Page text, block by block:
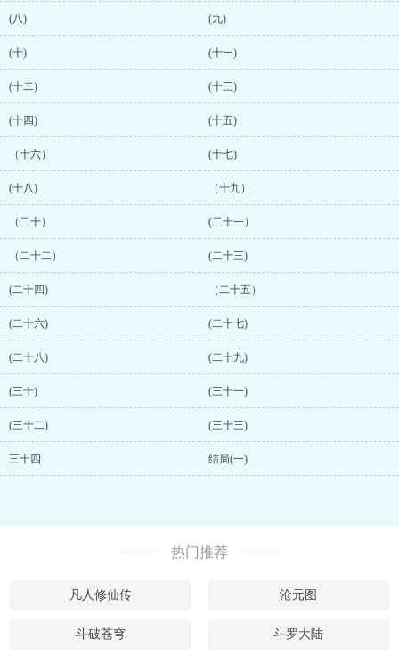
(八) (九)
(十) (十一)
(十二) (十三)
(十四) (十五)
（十六） (十七)
(十八) （十九）
（二十） (二十一）
（二十二） (二十三)
(二十四) （二十五）
(二十六) (二十七)
(二十八) (二十九)
(三十) (三十一)
(三十二) (三十三)
三十四 结局(一)
热门推荐
凡人修仙传 沧元图
斗破苍穹 斗罗大陆